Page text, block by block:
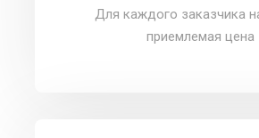
Для каждого заказчика
приемлемая цена